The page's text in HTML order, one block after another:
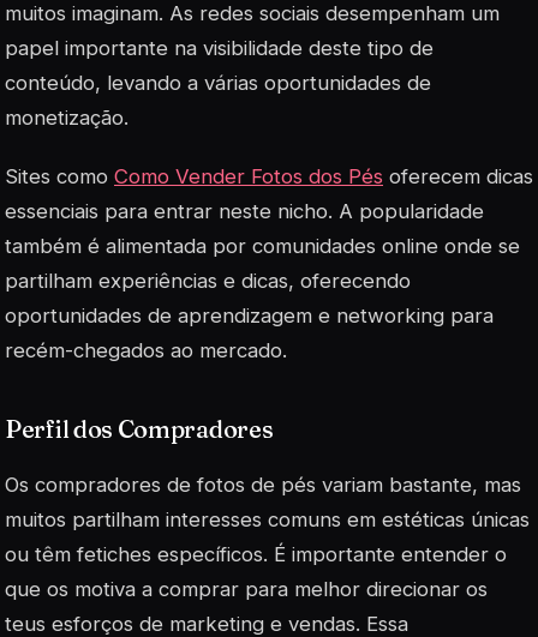
muitos imaginam. As redes sociais desempenham um
papel importante na visibilidade deste tipo de
conteúdo, levando a várias oportunidades de
monetização.
Sites como Como Vender Fotos dos Pés oferecem dicas
essenciais para entrar neste nicho. A popularidade
também é alimentada por comunidades online onde se
partilham experiências e dicas, oferecendo
oportunidades de aprendizagem e networking para
recém-chegados ao mercado.
Perfil dos Compradores
Os compradores de fotos de pés variam bastante, mas
muitos partilham interesses comuns em estéticas únicas
ou têm fetiches específicos. É importante entender o
que os motiva a comprar para melhor direcionar os
teus esforços de marketing e vendas. Essa